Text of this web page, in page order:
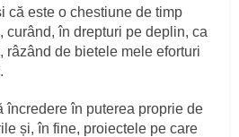
că este o chestiune de timp
curând, în drepturi pe deplin, ca
râzând de bietele mele eforturi
încredere în puterea proprie de
și, în fine, proiectele pe care